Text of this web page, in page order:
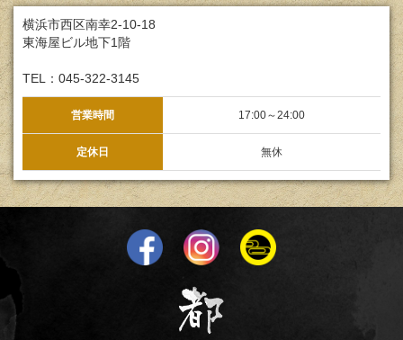
横浜市西区南幸2-10-18
東海屋ビル地下1階
TEL：045-322-3145
営業時間 17:00～24:00
定休日 無休